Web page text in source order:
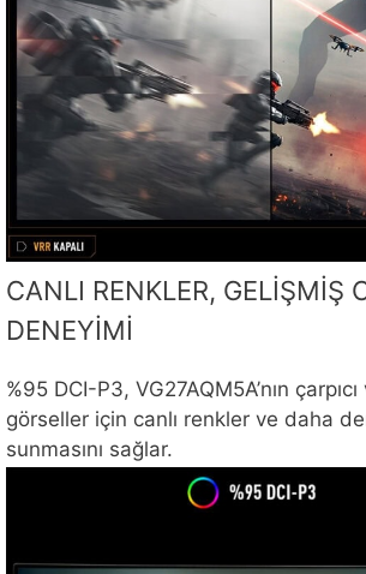
CANLI RENKLER, GELİŞMİŞ
DENEYİMİ
%95 DCI-P3, VG27AQM5A’nın
görseller için canlı renkler ve daha
sunmasını sağlar.